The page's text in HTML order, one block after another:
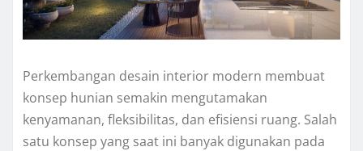
Perkembangan desain interior modern membuat
konsep hunian semakin mengutamakan
kenyamanan, fleksibilitas, dan efisiensi ruang. Salah
satu konsep yang saat ini banyak digunakan pada